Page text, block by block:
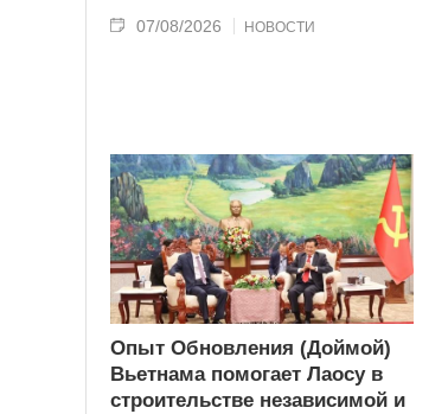
07/08/2026 НОВОСТИ
Опыт Обновления (Доймой)
Вьетнама помогает Лаосу в
строительстве независимой и